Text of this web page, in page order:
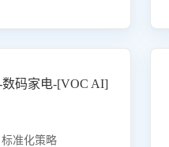
码家电-[VOC AI]
准化策略